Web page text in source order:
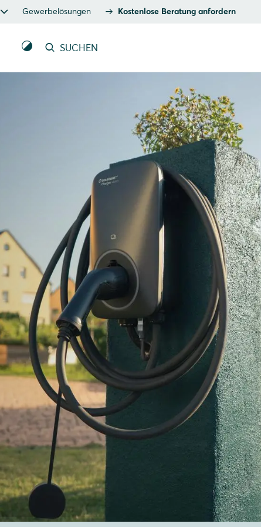
Gewerbelösungen Kostenlose Beratung anfordern
SUCHEN